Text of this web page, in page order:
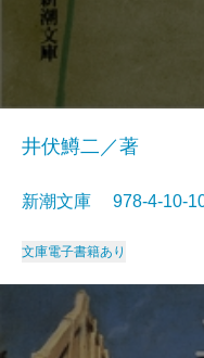
井伏鱒二／著
新潮文庫 978-4-10-
文庫電子書籍あり